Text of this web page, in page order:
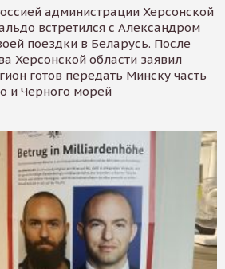
администрации Херсонской
встретился с Александром
поездки в Беларусь. После
Херсонской области заявил
готов передать Минску часть
и Черного морей